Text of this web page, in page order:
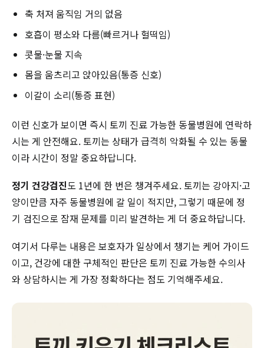
축 처져 움직임 거의 없음
호흡이 평소와 다름(빠르거나 헐떡임)
콧물·눈물 지속
몸을 움츠리고 앉아있음(통증 신호)
이갈이 소리(통증 표현)
이런 신호가 보이면 즉시 토끼 진료 가능한 동물병원에 연락하
시는 게 안전해요. 토끼는 상태가 급격히 악화될 수 있는 동물
이라 시간이 정말 중요하답니다.
정기 건강검진도 1년에 한 번은 챙겨주세요. 토끼는 강아지·고
양이만큼 자주 동물병원에 갈 일이 적지만, 그렇기 때문에 정
기 검진으로 잠재 문제를 미리 발견하는 게 더 중요하답니다.
여기서 다루는 내용은 보호자가 일상에서 챙기는 케어 가이드
이고, 건강에 대한 구체적인 판단은 토끼 진료 가능한 수의사
와 상담하시는 게 가장 정확하다는 점도 기억해주세요.